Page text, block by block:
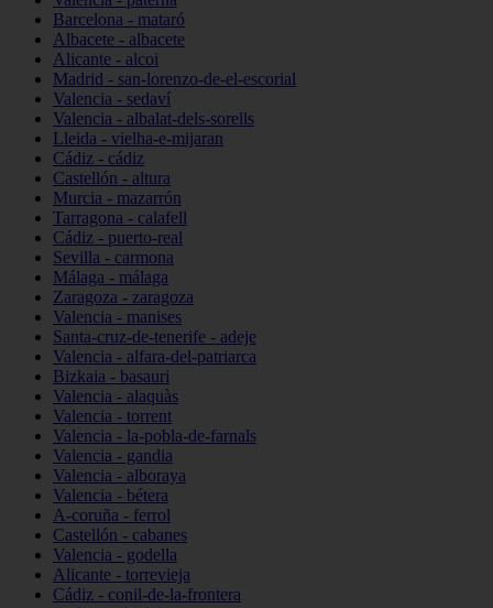
Barcelona - mataró
Albacete - albacete
Alicante - alcoi
Madrid - san-lorenzo-de-el-escorial
Valencia - sedaví
Valencia - albalat-dels-sorells
Lleida - vielha-e-mijaran
Cádiz - cádiz
Castellón - altura
Murcia - mazarrón
Tarragona - calafell
Cádiz - puerto-real
Sevilla - carmona
Málaga - málaga
Zaragoza - zaragoza
Valencia - manises
Santa-cruz-de-tenerife - adeje
Valencia - alfara-del-patriarca
Bizkaia - basauri
Valencia - alaquàs
Valencia - torrent
Valencia - la-pobla-de-farnals
Valencia - gandia
Valencia - alboraya
Valencia - bétera
A-coruña - ferrol
Castellón - cabanes
Valencia - godella
Alicante - torrevieja
Cádiz - conil-de-la-frontera